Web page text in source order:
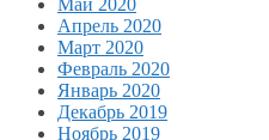
Апрель 2020
Март 2020
Февраль 2020
Январь 2020
Декабрь 2019
Ноябрь 2019